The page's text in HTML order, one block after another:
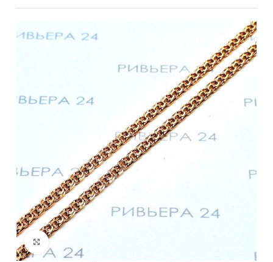
Нажмите, чтобы увеличить